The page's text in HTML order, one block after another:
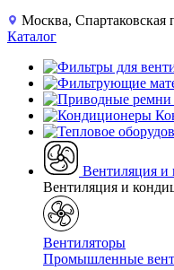
Москва, Спартаковская
Каталог
Вентиляция и
Вентиляция и
Вентиляторы
Промышленные